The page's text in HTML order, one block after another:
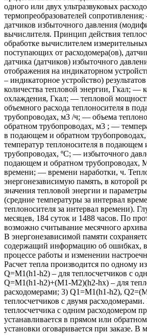
одного или двух ультразвуковых
термопреобразователей
датчиков избыточного давления
вычислителя. Принцип действия
обработке вычислителем
поступающих от расходомера(ов),
датчика (датчиков) избыточного
отображения на индикаторном
– индикаторное устройство)
количества тепловой энергии, Гкал; —
охлаждения, Гкал; — тепловой
объемного расхода теплоносителя в
трубопроводах, м3 /ч; — объема
обратном трубопроводах, м3 ; —
в подающем и обратном
температур теплоносителя в подающем
трубопроводах, ºС; — избыточного
подающем и обратном
времени; — времени наработки, ч.
энергонезависимую память, в которой
значения тепловой энергии и
(средние температуры за интервал
теплоносителя за интервал времени).
месяцев, 184 суток и 1488 часов. По
возможно считывание месячного
В энергонезависимой памяти
содержащий информацию об ошибках,
процессе работы и изменении
Расчет тепла производится по одному
Q=M1(h1-h2) – для теплосчетчиков с
Q=M1(h1-h2)+(М1-М2)(h2-hх) – для
расходомерами; 3) Q1=M1(h1-h2),
теплосчетчиков с двумя
теплосчетчика с одним расходомером
устанавливается в прямом или
установки оговаривается при заказе. В